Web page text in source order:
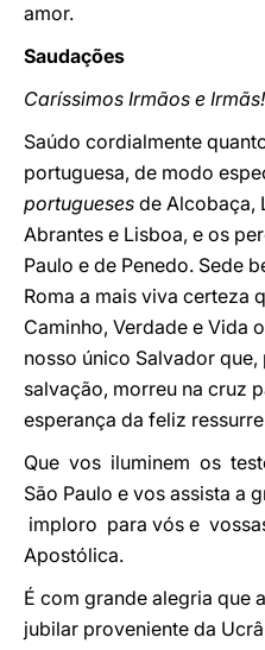
amor.
Saudações
Caríssimos Irmãos e Irmãs!
Saúdo cordialmente
portuguesa, de modo
portugueses de Alcobaça,
Abrantes e Lisboa, e os
Paulo e de Penedo. Sede
Roma a mais viva certeza
Caminho, Verdade e Vida
nosso único Salvador que,
salvação, morreu na cruz
esperança da feliz
Que vos iluminem os
São Paulo e vos assista a
imploro para vós e
Apostólica.
É com grande alegria que
jubilar proveniente da